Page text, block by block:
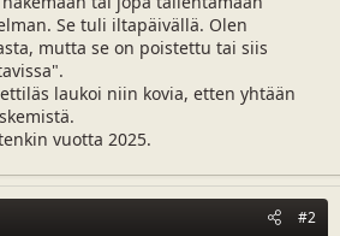
Se tuli iltapäivällä. Olen
mutta se on poistettu tai siis
laukoi niin kovia, etten yhtään
vuotta 2025.
#2